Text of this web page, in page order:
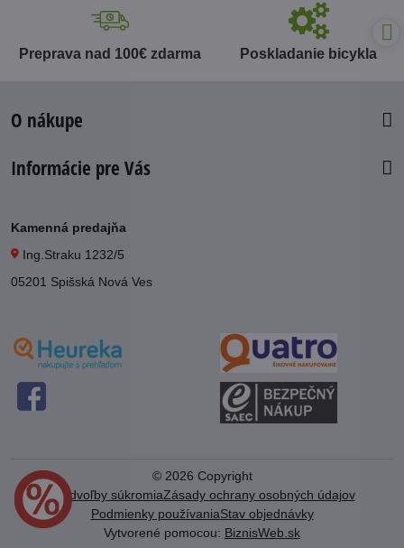
Preprava nad 100€ zdarma Poskladanie bicykla
O nákupe
Informácie pre Vás
Kamenná predajňa
Ing.Straku 1232/5
05201 Spišská Nová Ves
© 2026 Copyright
Predvoľby súkromiaZásady ochrany osobných údajov
Podmienky používaniaStav objednávky
Vytvorené pomocou: BiznisWeb.sk